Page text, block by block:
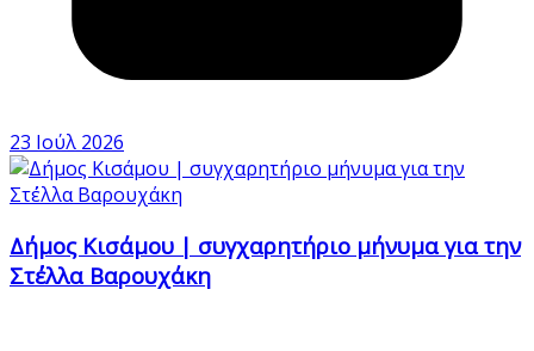
23 Ιούλ 2026
Δήμος Κισάμου | συγχαρητήριο μήνυμα για την
Στ΄έλλα Βαρουχάκη